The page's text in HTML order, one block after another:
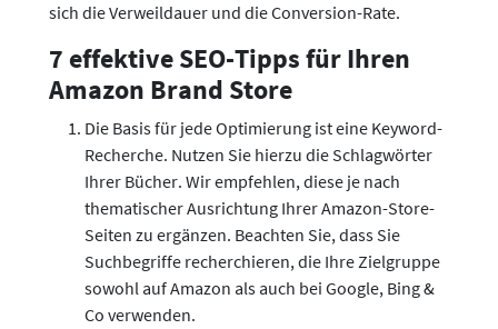
sich die Verweildauer und die Conversion-Rate.
7 effektive SEO-Tipps für Ihren
Amazon Brand Store
Die Basis für jede Optimierung ist eine Keyword-
Recherche. Nutzen Sie hierzu die Schlagwörter
Ihrer Bücher. Wir empfehlen, diese je nach
thematischer Ausrichtung Ihrer Amazon-Store-
Seiten zu ergänzen. Beachten Sie, dass Sie
Suchbegriffe recherchieren, die Ihre Zielgruppe
sowohl auf Amazon als auch bei Google, Bing &
Co verwenden.